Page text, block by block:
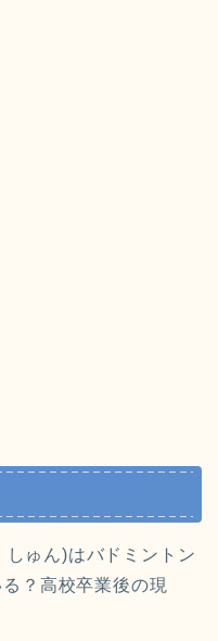
ゅん)はバドミントン
？高校卒業後の現